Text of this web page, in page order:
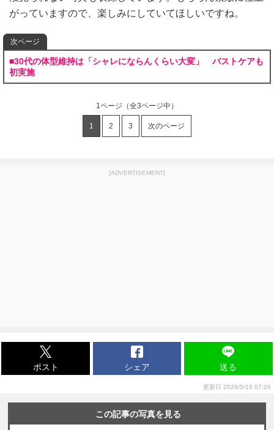
がっていますので、楽しみにしていてほしいですね。
次ページ
■30代の体型維持は「シャレにならんくらい大変」 バストケアも
初実施
1ページ （全3ページ中）
1 2 3 次のページ
[ADVERTISEMENT]
ポスト シェア 送る
更新日 2026/5/19 07:26
この記事の写真を見る